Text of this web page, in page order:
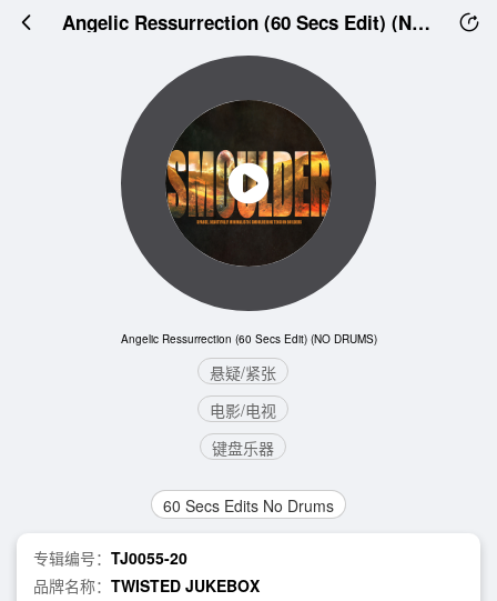
Angelic Ressurrection (60 Secs Edit) (NO DRUMS)
Angelic Ressurrection (60 Secs Edit) (NO DRUMS)
悬疑/紧张
电影/电视
键盘乐器
60 Secs Edits No Drums
专辑编号： TJ0055-20
品牌名称： TWISTED JUKEBOX